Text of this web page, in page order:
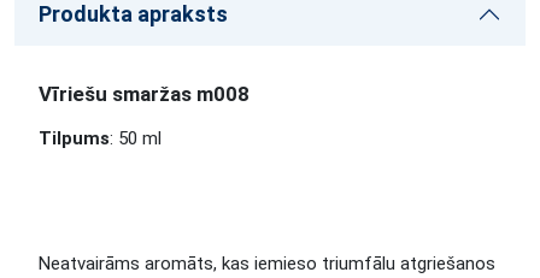
Produkta apraksts
Vīriešu smaržas m008
Tilpums: 50 ml
Neatvairāms aromāts, kas iemieso triumfālu atgriešanos